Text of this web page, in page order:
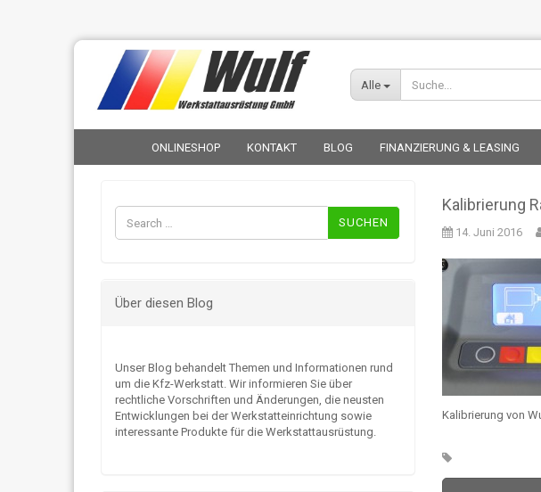
Alle
ONLINESHOP KONTAKT BLOG FINANZIERUNG & LEASING
Suchen
nach:
Über diesen Blog
Unser Blog behandelt Themen und Informationen rund
um die Kfz-Werkstatt. Wir informieren Sie über
rechtliche Vorschriften und Änderungen, die neusten
Entwicklungen bei der Werkstatteinrichtung sowie
interessante Produkte für die Werkstattausrüstung.
Kalibrierung
14. Juni 2016
Kalibrierung von